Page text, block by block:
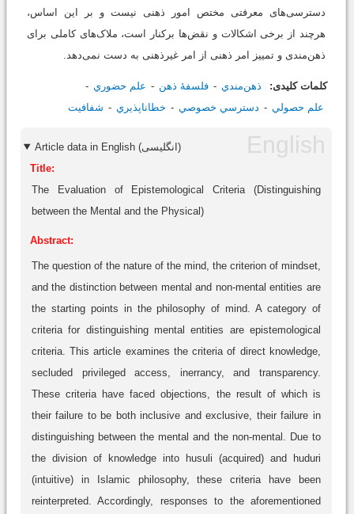
دسترسی‌های معرفتی مختص امور ذهنی نیست و بر این اساس،
هرچند از برخی اشکالات و نقض‌ها برکنار است، ملاک‌های کاملی برای
ذهن‌مندی و تمییز امر ذهنی از امر غیرذهنی به دست نمی‌دهد.
کلمات کلیدی: ذهن‌مندي فلسفۀ ذهن
علم حضوري
علم حصولي
دسترسي خصوصي خطاناپذيري شفافيت
Article data in English (انگلیسی)
Title:
The Evaluation of Epistemological Criteria (Distinguishing
between the Mental and the Physical)
Abstract:
The question of the nature of the mind, the criterion of mindset,
and the distinction between mental and non-mental entities are
the starting points in the philosophy of mind. A category of
criteria for distinguishing mental entities are epistemological
criteria. This article examines the criteria of direct knowledge,
secluded privileged access, inerrancy, and transparency.
These criteria have faced objections, the result of which is
their failure to be both inclusive and exclusive, their failure in
distinguishing between the mental and the non-mental. Due to
the division of knowledge into husuli (acquired) and huduri
(intuitive) in Islamic philosophy, these criteria have been
reinterpreted. Accordingly, responses to the aforementioned